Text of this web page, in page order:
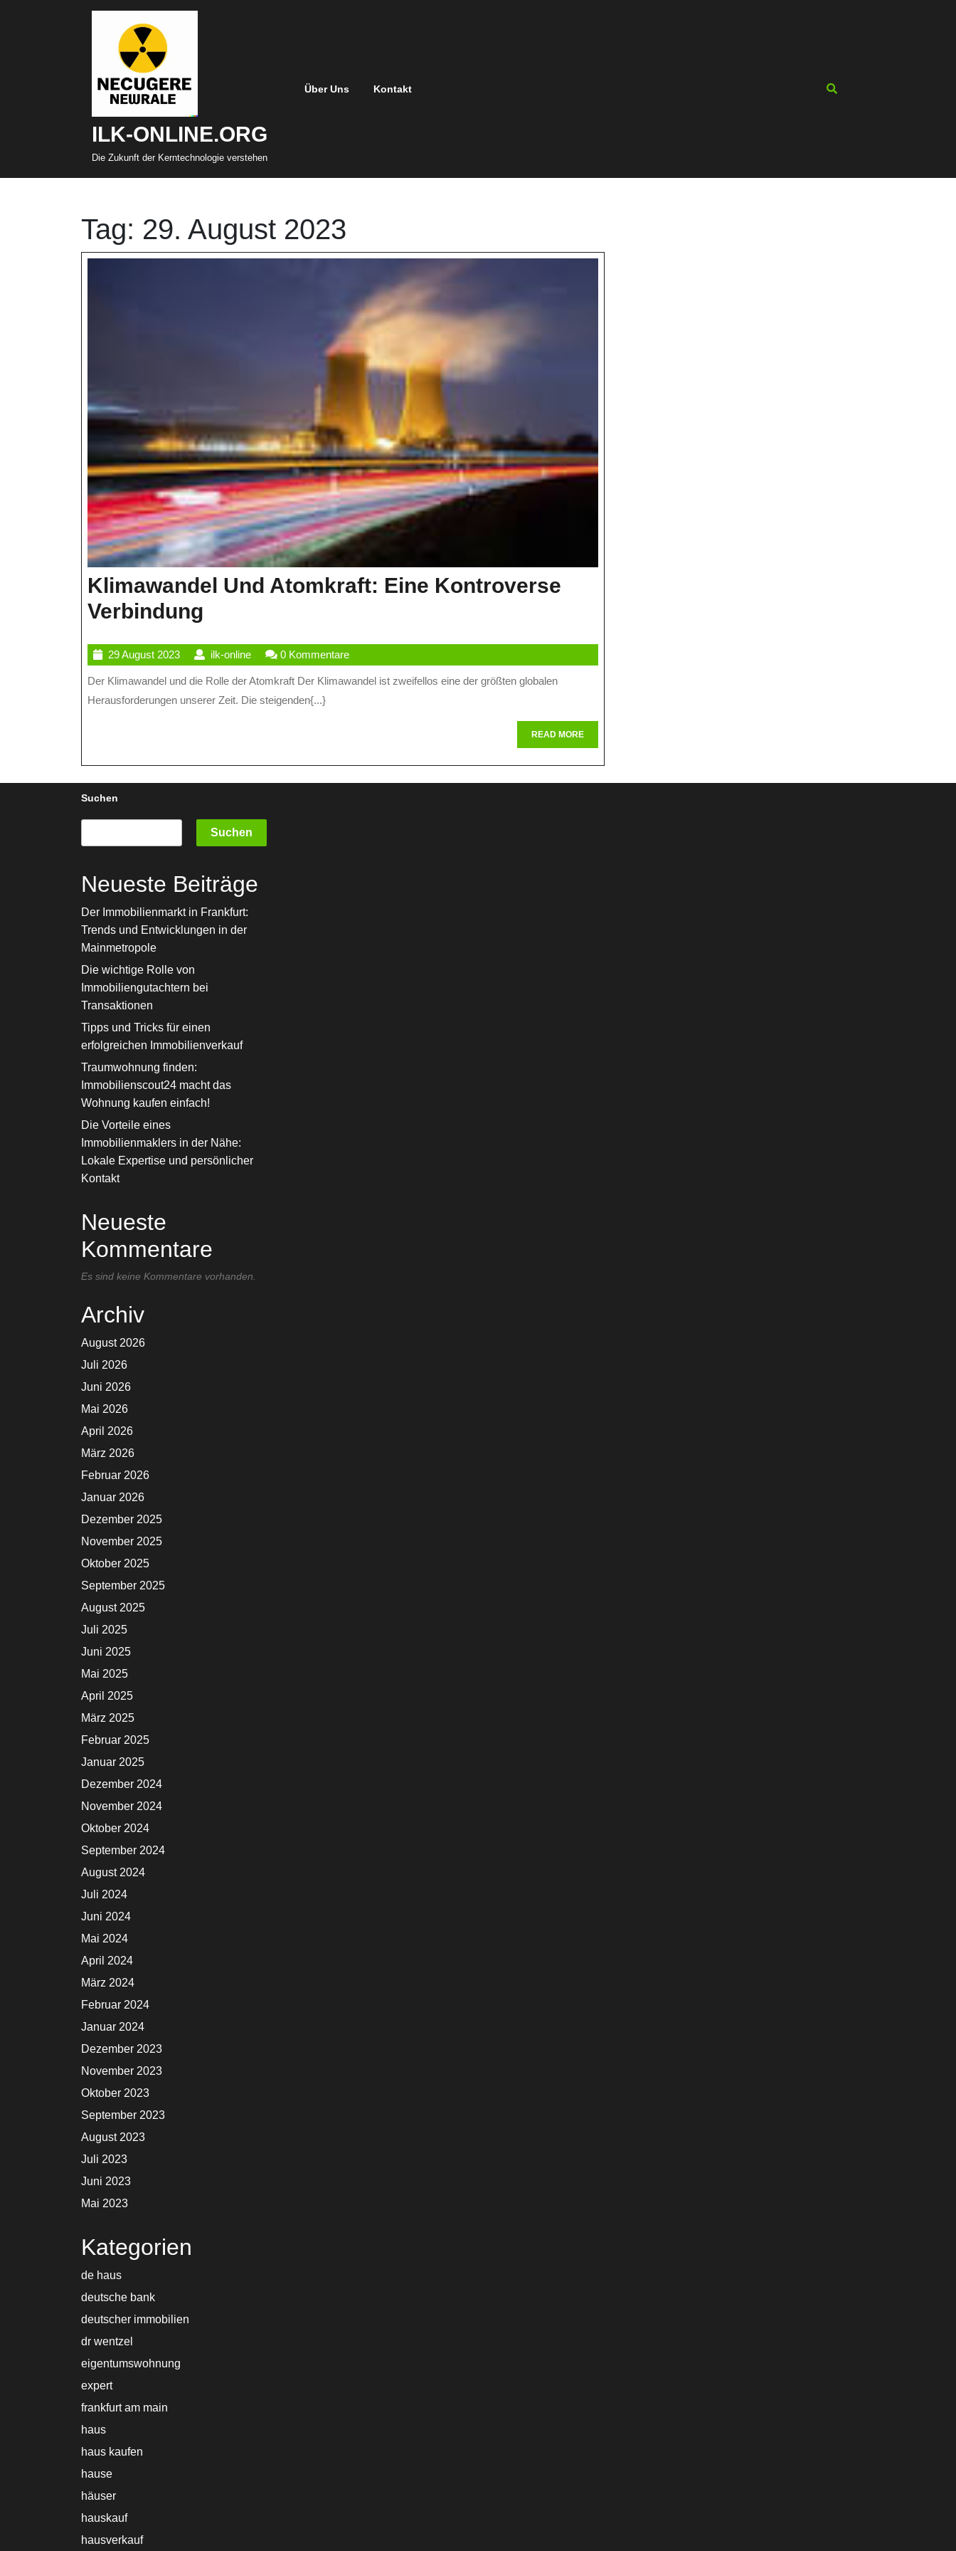
ILK-ONLINE.ORG
Die Zukunft der Kerntechnologie verstehen
Über Uns Kontakt
Tag: 29. August 2023
Klimawandel Und Atomkraft: Eine Kontroverse
Verbindung
Atomkraft:
Eine
Kontroverse
29 August 202329
August
2023
ilk-onlineilk-
online
0 Kommentare
Der Klimawandel und die Rolle der Atomkraft Der Klimawandel ist zweifellos eine der größten globalen
Herausforderungen unserer Zeit. Die steigenden{...}
READ MOREREAD
MORE
Suchen
Suchen
Neueste Beiträge
Der Immobilienmarkt in Frankfurt:
Trends und Entwicklungen in der
Mainmetropole
Die wichtige Rolle von
Immobiliengutachtern bei
Transaktionen
Tipps und Tricks für einen
erfolgreichen Immobilienverkauf
Traumwohnung finden:
Immobilienscout24 macht das
Wohnung kaufen einfach!
Die Vorteile eines
Immobilienmaklers in der Nähe:
Lokale Expertise und persönlicher
Kontakt
Neueste
Kommentare
Es sind keine Kommentare vorhanden.
Archiv
August 2026
Juli 2026
Juni 2026
Mai 2026
April 2026
März 2026
Februar 2026
Januar 2026
Dezember 2025
November 2025
Oktober 2025
September 2025
August 2025
Juli 2025
Juni 2025
Mai 2025
April 2025
März 2025
Februar 2025
Januar 2025
Dezember 2024
November 2024
Oktober 2024
September 2024
August 2024
Juli 2024
Juni 2024
Mai 2024
April 2024
März 2024
Februar 2024
Januar 2024
Dezember 2023
November 2023
Oktober 2023
September 2023
August 2023
Juli 2023
Juni 2023
Mai 2023
Kategorien
de haus
deutsche bank
deutscher immobilien
dr wentzel
eigentumswohnung
expert
frankfurt am main
haus
haus kaufen
hause
häuser
hauskauf
hausverkauf